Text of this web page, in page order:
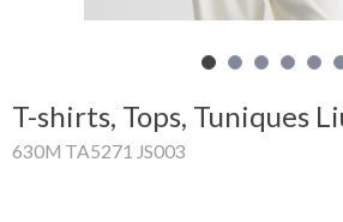
Facebook
nous
T-shirts, Tops, Tuniques
630M TA5271 JS003